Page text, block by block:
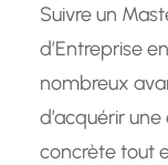
Suivre un
d’Entreprise
nombreux
d’acquérir
concrète tout